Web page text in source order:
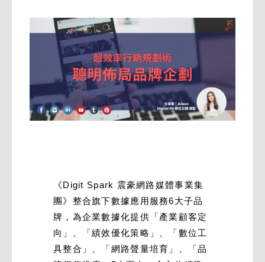
《Digit Spark 震豪網路媒體事業集
團》整合旗下數據應用服務6大子品
牌，為企業數據化提供「產業顧客定
向」、「績效優化策略」、「數位工
具整合」、「網路聲量培育」、「品